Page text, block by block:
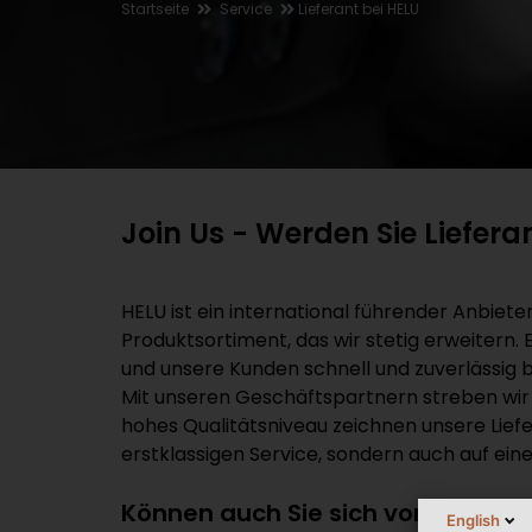
Startseite Service Lieferant bei HELU
Join Us - Werden Sie
HELU ist ein international führender
Produktsortiment, das wir stetig erweitern.
und unsere Kunden schnell und zuverlässig
Mit unseren Geschäftspartnern streben
hohes Qualitätsniveau zeichnen unsere
erstklassigen Service, sondern auch auf
Können auch Sie sich vorstellen,
English